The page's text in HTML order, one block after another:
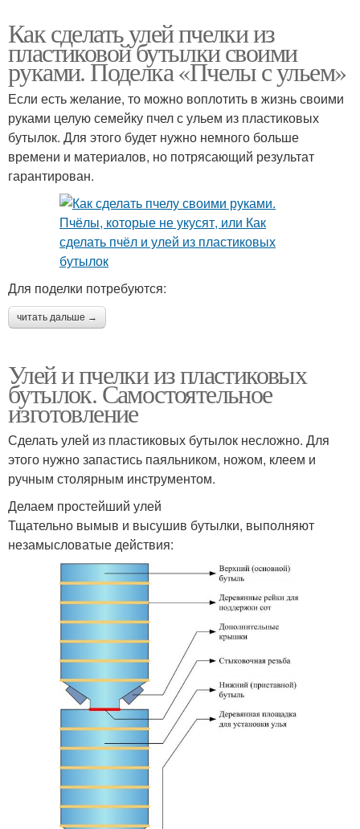
Как сделать улей пчелки из
пластиковой бутылки своими
руками. Поделка «Пчелы с ульем»
Если есть желание, то можно воплотить в жизнь своими
руками целую семейку пчел с ульем из пластиковых
бутылок. Для этого будет нужно немного больше
времени и материалов, но потрясающий результат
гарантирован.
Для поделки потребуются:
читать дальше →
Улей и пчелки из пластиковых
бутылок. Самостоятельное
изготовление
Сделать улей из пластиковых бутылок несложно. Для
этого нужно запастись паяльником, ножом, клеем и
ручным столярным инструментом.
Делаем простейший улей
Тщательно вымыв и высушив бутылки, выполняют
незамысловатые действия: